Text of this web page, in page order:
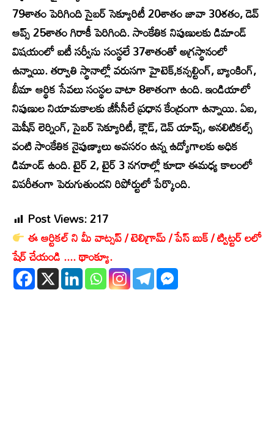
79శాతం పెరిగింది సైబర్ సెక్యూరిటీ 20శాతం జావా 30శతం, డెవ్
ఆప్స్ 25శాతం గిరాకీ పెరిగింది. సాంకేతిక నిపుణులకు డిమాండ్
విషయంలో ఐటీ సర్వీసు సంస్థలే 37శాతంతో అగ్రస్థానంలో
ఉన్నాయి. తర్వాతి స్థానాల్లో వరుసగా హైటెక్,కన్సల్టింగ్, బ్యాంకింగ్,
బీమా ఆర్థిక సేవలు సంస్థల వాటా 8శాతంగా ఉంది. ఇండియాలో
నిపుణుల నియామకాలకు జీసీసీలే ప్రధాన కేంద్రంగా ఉన్నాయి. ఏఐ,
మెషీన్ లెర్నింగ్, సైబర్ సెక్యూరిటీ, క్లౌడ్, డెవ్ యాప్స్, అనలిటికల్స్
వంటి సాంకేతిక నైపుణ్యాలు అవసరం ఉన్న ఉద్యోగాలకు అధిక
డిమాండ్ ఉంది. టైర్ 2, టైర్ 3 నగరాల్లో కూడా ఈమధ్య కాలంలో
విపరీతంగా పెరుగుతుందని రిపోర్టులో పేర్కొంది.
Post Views:217
ఈ ఆర్టికల్ ని మీ వాట్సప్ / టెలిగ్రామ్ / పేస్ బుక్ / ట్విట్టర్ లలో
షేర్ చేయండి .... థాంక్యూ.